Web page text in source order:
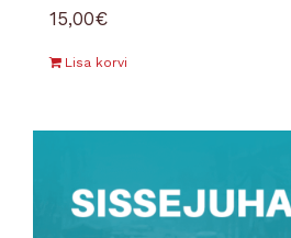
15,00€
Lisa korvi